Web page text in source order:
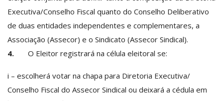
Executiva/Conselho Fiscal quanto do Conselho Deliberativo
de duas entidades independentes e complementares, a
Associação (Assecor) e o Sindicato (Assecor Sindical).
4. O Eleitor registrará na célula eleitoral se:
i – escolherá votar na chapa para Diretoria Executiva/
Conselho Fiscal do Assecor Sindical ou deixará a cédula em